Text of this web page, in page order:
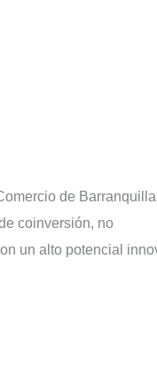
de
coinversión, no
un alto potencial